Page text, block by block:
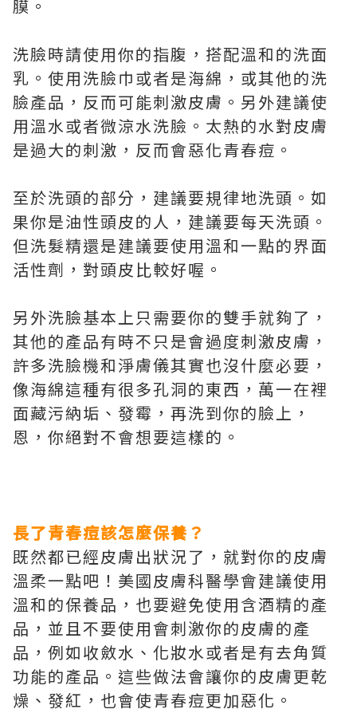
膜。
洗臉時請使用你的指腹，搭配溫和的洗面
乳。使用洗臉巾或者是海綿，或其他的洗
臉產品，反而可能刺激皮膚。另外建議使
用溫水或者微涼水洗臉。太熱的水對皮膚
是過大的刺激，反而會惡化青春痘。
至於洗頭的部分，建議要規律地洗頭。如
果你是油性頭皮的人，建議要每天洗頭。
但洗髮精還是建議要使用溫和一點的界面
活性劑，對頭皮比較好喔。
另外洗臉基本上只需要你的雙手就夠了，
其他的產品有時不只是會過度刺激皮膚，
許多洗臉機和淨膚儀其實也沒什麼必要，
像海綿這種有很多孔洞的東西，萬一在裡
面藏污納垢、發霉，再洗到你的臉上，
恩，你絕對不會想要這樣的。
長了青春痘該怎麼保養？
既然都已經皮膚出狀況了，就對你的皮膚
溫柔一點吧！美國皮膚科醫學會建議使用
溫和的保養品，也要避免使用含酒精的產
品，並且不要使用會刺激你的皮膚的產
品，例如收斂水、化妝水或者是有去角質
功能的產品。這些做法會讓你的皮膚更乾
燥、發紅，也會使青春痘更加惡化。